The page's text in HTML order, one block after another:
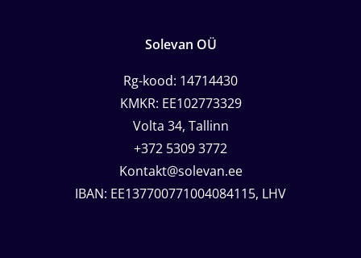
Solevan OÜ
Rg-kood: 14714430
KMKR: EE102773329
Volta 34, Tallinn
+372 5309 3772
Kontakt@solevan.ee
IBAN: EE137700771004084115, LHV